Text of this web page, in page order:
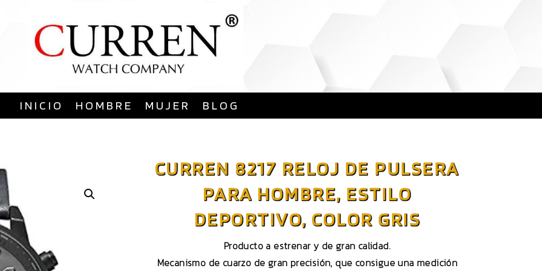
al
contenido
INICIO HOMBRE MUJER BLOG
CURREN 8217 RELOJ DE PULSERA
PARA HOMBRE, ESTILO
DEPORTIVO, COLOR GRIS
Producto a estrenar y de gran calidad.
Mecanismo de cuarzo de gran precisión, que consigue una medición